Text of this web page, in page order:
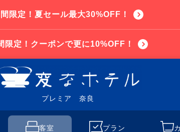
限定！夏セール最大30%OFF！
限定！クーポンで更に10%OFF！
プレミア 奈良
客室 プラン